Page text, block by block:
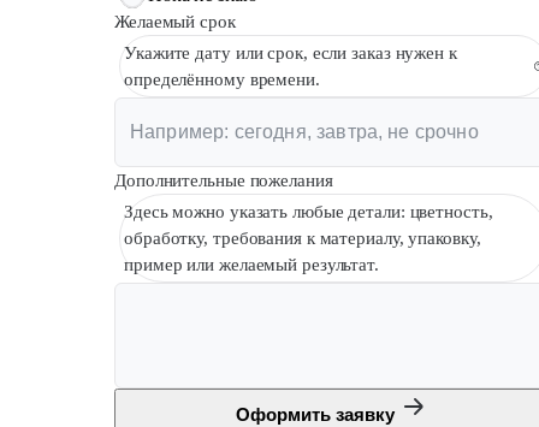
Желаемый срок
Укажите дату или срок, если заказ нужен к
определённому времени.
Дополнительные пожелания
Здесь можно указать любые детали: цветность,
обработку, требования к материалу, упаковку,
пример или желаемый результат.
Оформить заявку